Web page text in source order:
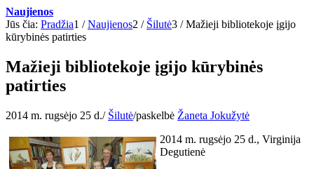
Naujienos
Jūs čia: Pradžia1 / Naujienos2 / Šilutė3 / Mažieji bibliotekoje įgijo
kūrybinės patirties
Mažieji bibliotekoje įgijo kūrybinės
patirties
2014 m. rugsėjo 25 d./ Šilutė/paskelbė Žaneta Jokužytė
2014 m. rugsėjo 25 d., Virginija
Degutienė